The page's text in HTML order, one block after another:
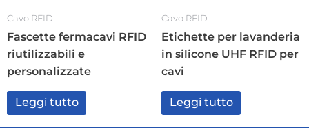
Cavo RFID
Fascette fermacavi RFID
riutilizzabili e
personalizzate
Leggi tutto
Cavo RFID
Etichette per lavanderia
in silicone UHF RFID per
cavi
Leggi tutto